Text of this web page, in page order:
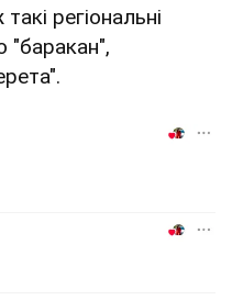
регіональні
"баракан",